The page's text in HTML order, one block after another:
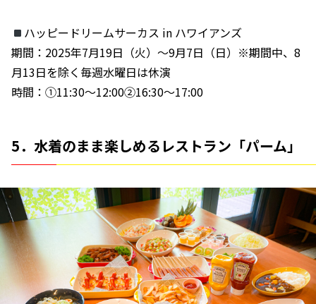
ハッピードリームサーカス in ハワイアンズ
期間：2025年7月19日（火）〜9月7日（日）※期間中、8
月13日を除く毎週水曜日は休演
時間：①11:30〜12:00②16:30〜17:00
5．水着のまま楽しめるレストラン「パーム」